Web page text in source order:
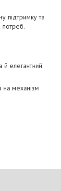
підтримку та
потреб.
елегантний
на механізм